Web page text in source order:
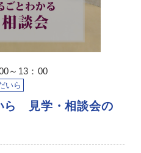
～13：00
いら
ら 見学・相談会の